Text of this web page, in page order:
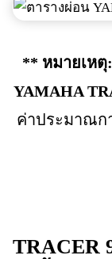
** หมายเหตุ:
YAMAHA
ค่าประมาณก
TRACER